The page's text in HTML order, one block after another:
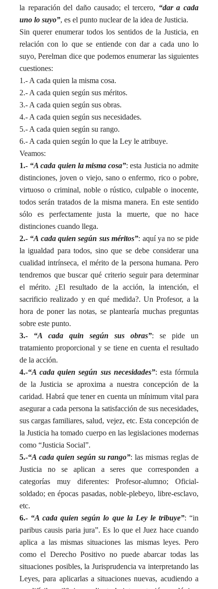
la reparación del daño causado; el tercero, “dar a cada
uno lo suyo”, es el punto nuclear de la idea de Justicia.
Sin querer enumerar todos los sentidos de la Justicia, en
relación con lo que se entiende con dar a cada uno lo
suyo, Perelman dice que podemos enumerar las siguientes
cuestiones:
1.- A cada quien la misma cosa.
2.- A cada quien según sus méritos.
3.- A cada quien según sus obras.
4.- A cada quien según sus necesidades.
5.- A cada quien según su rango.
6.- A cada quien según lo que la Ley le atribuye.
Veamos:
1.- “A cada quien la misma cosa”: esta Justicia no admite
distinciones, joven o viejo, sano o enfermo, rico o pobre,
virtuoso o criminal, noble o rústico, culpable o inocente,
todos serán tratados de la misma manera. En este sentido
sólo es perfectamente justa la muerte, que no hace
distinciones cuando llega.
2.- “A cada quien según sus méritos”: aquí ya no se pide
la igualdad para todos, sino que se debe considerar una
cualidad intrínseca, el mérito de la persona humana. Pero
tendremos que buscar qué criterio seguir para determinar
el mérito. ¿El resultado de la acción, la intención, el
sacrificio realizado y en qué medida?. Un Profesor, a la
hora de poner las notas, se plantearía muchas preguntas
sobre este punto.
3.- “A cada quin según sus obras”: se pide un
tratamiento proporcional y se tiene en cuenta el resultado
de la acción.
4.-“A cada quien según sus necesidades”: esta fórmula
de la Justicia se aproxima a nuestra concepción de la
caridad. Habrá que tener en cuenta un mínimum vital para
asegurar a cada persona la satisfacción de sus necesidades,
sus cargas familiares, salud, vejez, etc. Esta concepción de
la Justicia ha tomado cuerpo en las legislaciones modernas
como “Justicia Social”.
5.-“A cada quien según su rango”: las mismas reglas de
Justicia no se aplican a seres que corresponden a
categorías muy diferentes: Profesor-alumno; Oficial-
soldado; en épocas pasadas, noble-plebeyo, libre-esclavo,
etc.
6.- “A cada quien según lo que la Ley le tribuye”: “in
paribus causis paria jura”. Es lo que el Juez hace cuando
aplica a las mismas situaciones las mismas leyes. Pero
como el Derecho Positivo no puede abarcar todas las
situaciones posibles, la Jurisprudencia va interpretando las
Leyes, para aplicarlas a situaciones nuevas, acudiendo a